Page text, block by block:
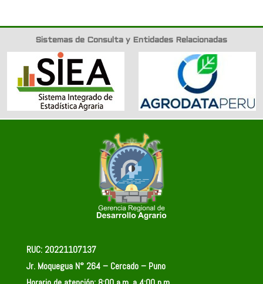
Sistemas de Consulta y Entidades Relacionadas
RUC: 20221107137
Jr. Moquegua N° 264 – Cercado – Puno